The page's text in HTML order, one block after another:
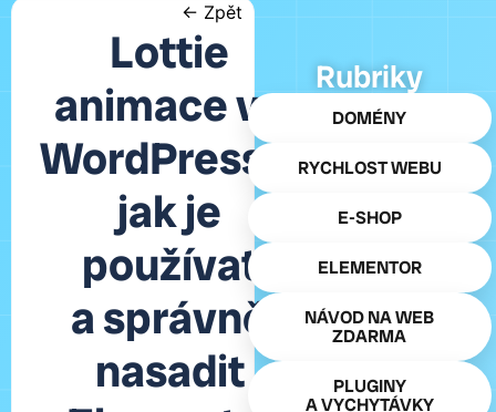
Rubriky
DOMÉNY
RYCHLOST WEBU
E-SHOP
ELEMENTOR
NÁVOD NA WEB
ZDARMA
PLUGINY
A VYCHYTÁVKY
← Zpět
Lottie
animace ve
WordPressu:
jak je
používat
a správně
nasadit